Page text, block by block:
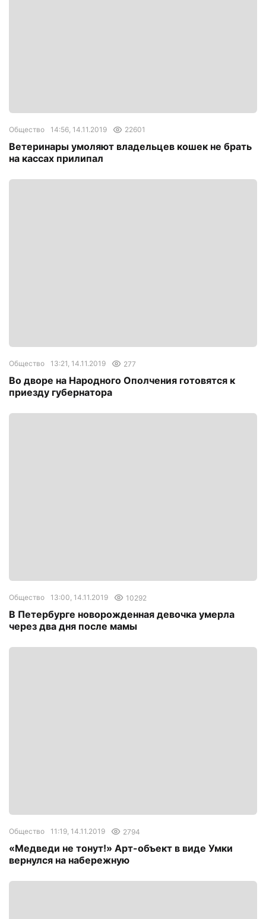
Общество 14:56, 14.11.2019 22601
Ветеринары умоляют владельцев кошек не брать
на кассах прилипал
Общество 13:21, 14.11.2019 277
Во дворе на Народного Ополчения готовятся к
приезду губернатора
Общество 13:00, 14.11.2019 10292
В Петербурге новорожденная девочка умерла
через два дня после мамы
Общество 11:19, 14.11.2019 2794
«Медведи не тонут!» Арт-объект в виде Умки
вернулся на набережную